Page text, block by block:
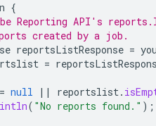
{
Reporting API's
created by a job.
reportsListResponse =
=
null || reportslist.
( "No reports found." );